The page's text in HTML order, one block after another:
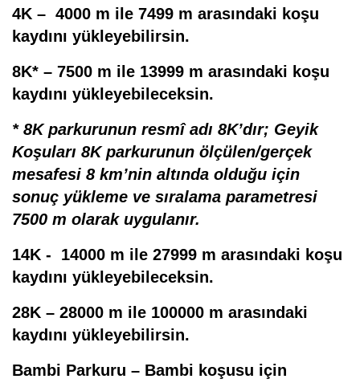
4K – 4000 m ile 7499 m arasındaki koşu
kaydını yükleyebilirsin.
8K* – 7500 m ile 13999 m arasındaki koşu
kaydını yükleyebileceksin.
* 8K parkurunun resmî adı 8K’dır; Geyik
Koşuları 8Kparkurunun ölçülen/gerçek
mesafesi 8 km’nin altında olduğu için
sonuç yükleme ve sıralama parametresi
7500 m olarak uygulanır.
14K - 14000 m ile 27999 m arasındaki koşu
kaydını yükleyebileceksin.
28K – 28000 m ile 100000 m arasındaki
kaydını yükleyebilirsin.
Bambi Parkuru – Bambi koşusu için